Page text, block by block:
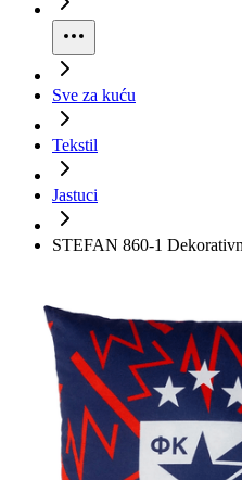
Sve za kuću
Tekstil
Jastuci
STEFAN 860-1